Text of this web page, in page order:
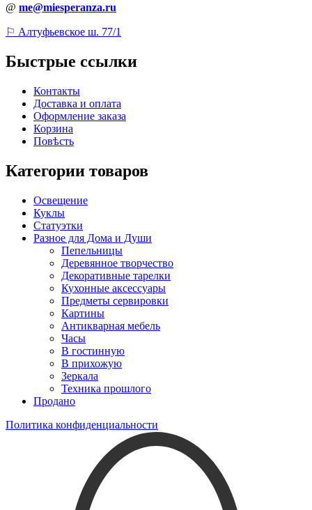
@ me@miesperanza.ru
⚐ Алтуфьевское ш. 77/1
Быстрые ссылки
Контакты
Доставка и оплата
Оформление заказа
Корзина
Повѣсть
Категории товаров
Освещение
Куклы
Статуэтки
Разное для Дома и Души
Пепельницы
Деревянное творчество
Декоративные тарелки
Кухонные аксессуары
Предметы сервировки
Картины
Антикварная мебель
Часы
В гостинную
В прихожую
Зеркала
Техника прошлого
Продано
Политика конфиденциальности